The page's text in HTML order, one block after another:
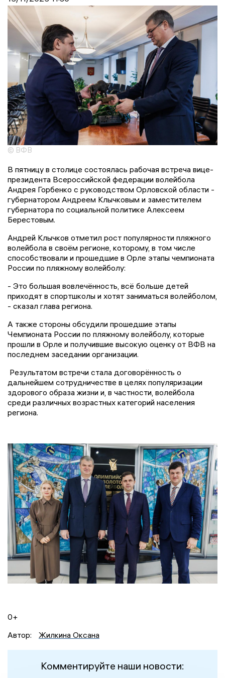
© ВФВ
В пятницу в столице состоялась рабочая встреча вице-
президента Всероссийской федерации волейбола
Андрея Горбенко с руководством Орловской области -
губернатором Андреем Клычковым и заместителем
губернатора по социальной политике Алексеем
Берестовым.
Андрей Клычков отметил рост популярности пляжного
волейбола в своём регионе, которому, в том числе
способствовали и прошедшие в Орле этапы чемпионата
России по пляжному волейболу:
- Это большая вовлечённость, всё больше детей
приходят в спортшколы и хотят заниматься волейболом,
- сказал глава региона.
А также стороны обсудили прошедшие этапы
Чемпионата России по пляжному волейболу, которые
прошли в Орле и получившие высокую оценку от ВФВ на
последнем заседании организации.
Результатом встречи стала договорённость о
дальнейшем сотрудничестве в целях популяризации
здорового образа жизни и, в частности, волейбола
среди различных возрастных категорий населения
региона.
0+
Автор:
Жилкина Оксана
Комментируйте наши новости: